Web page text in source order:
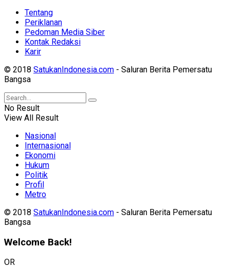
Tentang
Periklanan
Pedoman Media Siber
Kontak Redaksi
Karir
© 2018 SatukanIndonesia.com - Saluran Berita Pemersatu
Bangsa
No Result
View All Result
Nasional
Internasional
Ekonomi
Hukum
Politik
Profil
Metro
© 2018 SatukanIndonesia.com - Saluran Berita Pemersatu
Bangsa
Welcome Back!
OR